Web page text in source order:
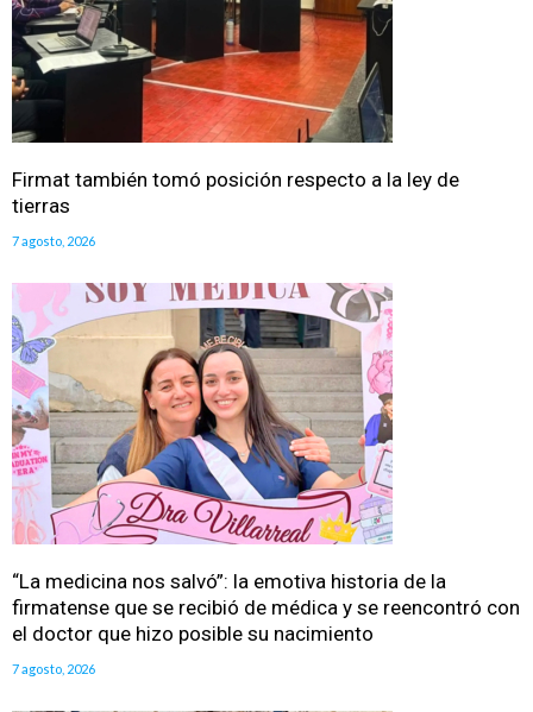
Firmat también tomó posición respecto a la ley de
tierras
7 agosto, 2026
“La medicina nos salvó”: la emotiva historia de la
firmatense que se recibió de médica y se reencontró con
el doctor que hizo posible su nacimiento
7 agosto, 2026